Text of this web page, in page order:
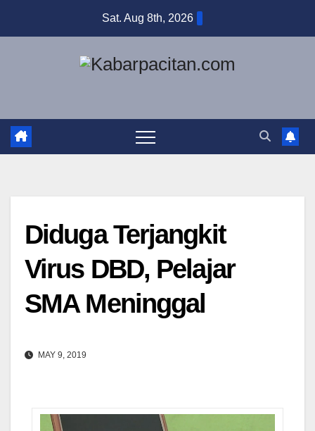
Sat. Aug 8th, 2026
Diduga Terjangkit
Virus DBD, Pelajar
SMA Meninggal
MAY 9, 2019